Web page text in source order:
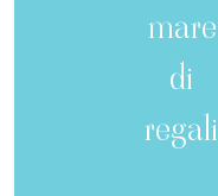
mare
di
regali